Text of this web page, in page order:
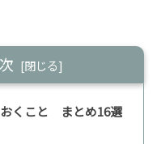
くこと まとめ16選